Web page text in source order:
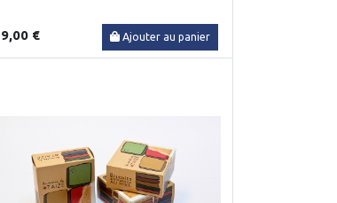
9,00 € Ajouter au panier